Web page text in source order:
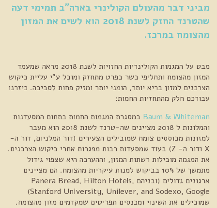
מביני דבר מהעולם הקולינרי בארה"ב תמימי דעה
שהטרנד החזק לשנת 2018 הוא לשים את המזון
מהצומח במרכז.
מבט על המגמות הקולינריות החזויות לשנת 2018 מראה שמעמד
המזון מהצומח ותחליפי בשר בפרט מתחזק ומובל ע"י עליית ביקוש
הצרכנים למזון בריא יותר, הומני יותר ומזיק פחות לסביבה. כיזרנו
עבורכם חלק מהתחזיות החמות:
Baum & Whiteman במסגרת המגמות החמות בתחום המסעדנות
והמלונות ל 2018 מציינים שה-טרנד לשנת 2018 הוא מעבר
למזונות מבוססים צומח שמובילים הצעירים (דור המלניום, דור ה-
X ודור ה- Z) בעוד שמסעדות רבות מפגרות אחרי ביקוש הצרכנים.
את המגמה מובילות רשתות המזון, וההערכה היא שצפוי גידול
מתמשך של 10% בביקוש למנות עיקריות מהצומח. הם מציינים
ארגונים גדולים (ובניהם Panera Bread, Hilton Hotels,
Stanford University, Unilever, and Sodexo, Google)
שמובילים את השינוי ומכנסים תפריטים שמקדמים מזון מהצומח.